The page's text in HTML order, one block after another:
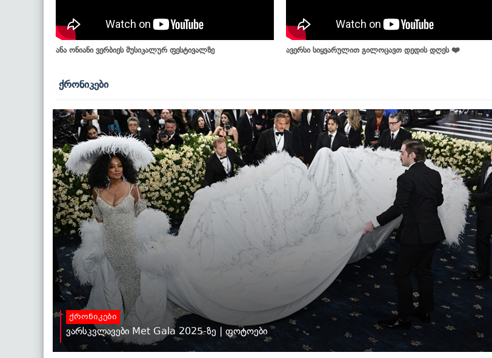
ანა ონიანი ვერბიეს მუსიკალურ ფესტივალზე ავერსი სიყვარულით გილოცავთ დედის დღეს ❤️
ქრონიკები
ქრონიკები
ვარსკვლავები Met Gala 2025-ზე | ფოტოები